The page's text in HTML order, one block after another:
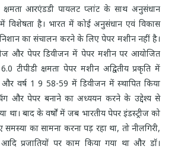
आरएंडडी पायलट प्लांट के साथ अनुसंधान
विशेषता है। भारत में कोई अनुसंधान एवं विकास
का संचालन करने के लिए पेपर मशीन नहीं है।
और पेपर डिवीजन में पेपर मशीन पर आयोजित
टीपीडी क्षमता पेपर मशीन अद्वितीय प्रकृति में
और वर्ष 1 9 58-59 में डिवीजन में स्थापित किया
और पेपर बनाने का अध्ययन करने के उद्देश्य से
था। बाद के वर्षों में जब भारतीय पेपर इंडस्ट्रीज को
समस्या का सामना करना पड़ रहा था, तो नीलगिरी,
प्रजातियों पर काम किया गया था और डॉ।